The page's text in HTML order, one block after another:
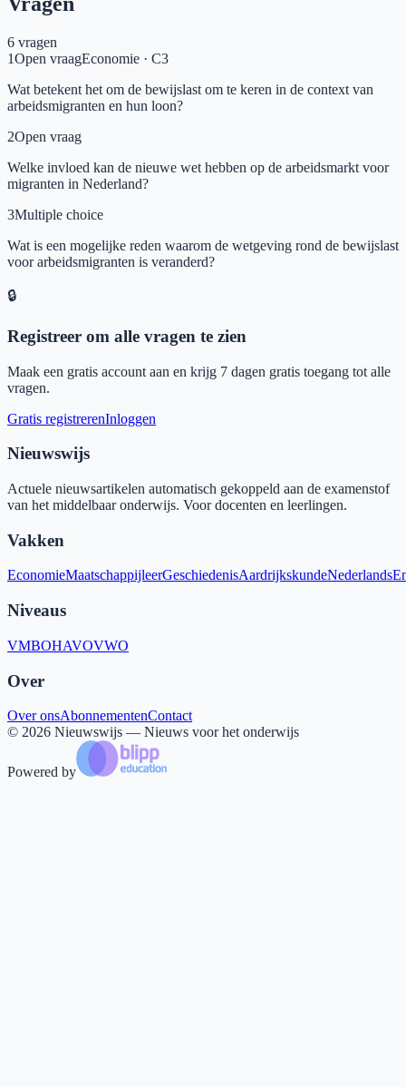
6 vragen
1Open vraagEconomie · C3
Wat betekent het om de bewijslast om te keren in de context van
arbeidsmigranten en hun loon?
2Open vraag
Welke invloed kan de nieuwe wet hebben op de arbeidsmarkt voor
migranten in Nederland?
3Multiple choice
Wat is een mogelijke reden waarom de wetgeving rond de bewijslast
voor arbeidsmigranten is veranderd?
🔒
Registreer om alle vragen te zien
Maak een gratis account aan en krijg 7 dagen gratis toegang tot alle
vragen.
Gratis registrerenInloggen
Nieuwswijs
Actuele nieuwsartikelen automatisch gekoppeld aan de examenstof
van het middelbaar onderwijs. Voor docenten en leerlingen.
Vakken
EconomieMaatschappijleerGeschiedenisAardrijkskundeNederlands
Niveaus
VMBOHAVOVWO
Over
Over onsAbonnementenContact
© 2026 Nieuwswijs — Nieuws voor het onderwijs
Powered by